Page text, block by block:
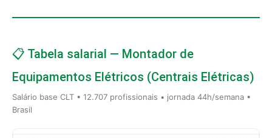
📋 Tabela salarial — Montador de
Equipamentos Elétricos (Centrais Elétricas)
Salário base CLT • 12.707 profissionais • jornada 44h/semana •
Brasil